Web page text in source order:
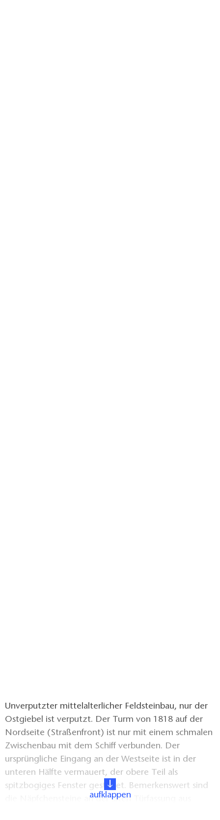
Unverputzter mittelalterlicher Feldsteinbau, nur der
Ostgiebel ist verputzt. Der Turm von 1818 auf der
Nordseite (Straßenfront) ist nur mit einem schmalen
Zwischenbau mit dem Schiff verbunden. Der
ursprüngliche Eingang an der Westseite ist in der
unteren Hälfte vermauert, der obere Teil als
spitzbogiges Fenster gestaltet. Bemerkenswert sind
die Näpfchensteine an der alten Türfassung aus
aufklappen